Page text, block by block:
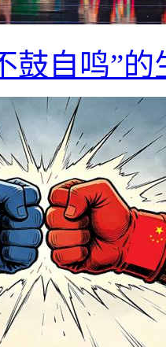
鼓自鸣”